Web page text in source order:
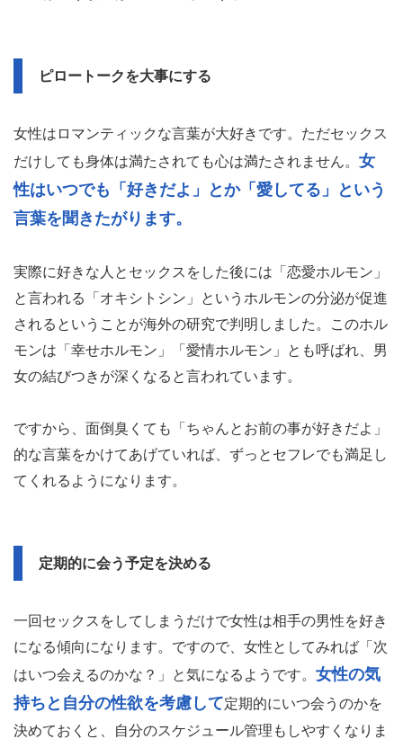
ピロートークを大事にする
女性はロマンティックな言葉が大好きです。ただセックス
だけしても身体は満たされても心は満たされません。 女
性はいつでも「好きだよ」とか「愛してる」という
言葉を聞きたがります。
実際に好きな人とセックスをした後には「恋愛ホルモン」
と言われる「オキシトシン」というホルモンの分泌が促進
されるということが海外の研究で判明しました。このホル
モンは「幸せホルモン」「愛情ホルモン」とも呼ばれ、男
女の結びつきが深くなると言われています。
ですから、面倒臭くても「ちゃんとお前の事が好きだよ」
的な言葉をかけてあげていれば、ずっとセフレでも満足し
てくれるようになります。
定期的に会う予定を決める
一回セックスをしてしまうだけで女性は相手の男性を好き
になる傾向になります。ですので、女性としてみれば「次
はいつ会えるのかな？」と気になるようです。 女性の気
持ちと自分の性欲を考慮して定期的にいつ会うのかを
決めておくと、自分のスケジュール管理もしやすくなりま